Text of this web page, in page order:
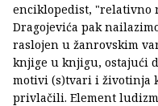
enciklopedist, "relativno
Dragojevića pak
raslojen u žanrovskim
knjige u knjigu, ostajući
motivi (s)tvari i životinja
privlačili. Element